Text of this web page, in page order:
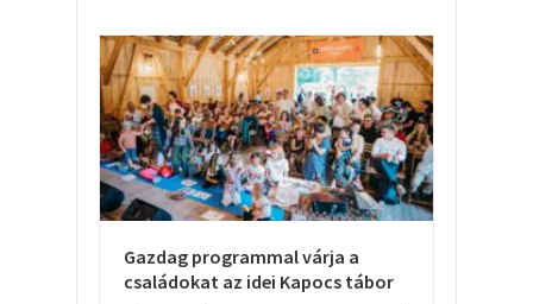
Gazdag programmal várja a
családokat az idei Kapocs tábor